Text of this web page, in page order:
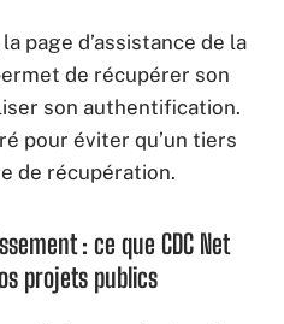
page d’assistance de la
de récupérer son
son authentification.
pour éviter qu’un tiers
de récupération.
: ce que CDC Net
projets publics